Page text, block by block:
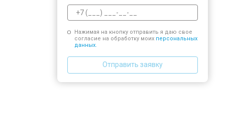
Нажимая на кнопку отправить я даю свое
согласие на обработку моих персональных
данных.
Отправить заявку